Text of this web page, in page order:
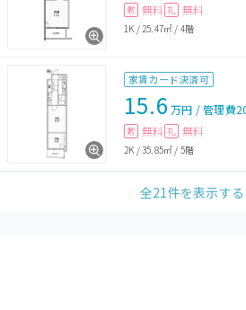
敷 無料 礼 無料
1K / 25.47㎡ / 4階
家賃カード決済可
15.6 万円 /管理費
敷 無料 礼 無料
2K /35.85㎡ / 5階
全21件を表示する